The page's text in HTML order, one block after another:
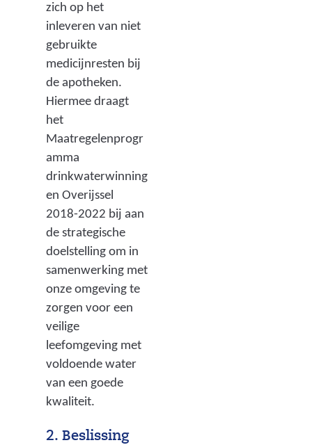
zich op het
inleveren van niet
gebruikte
medicijnresten bij
de apotheken.
Hiermee draagt
het
Maatregelenprogr
amma
drinkwaterwinning
en Overijssel
2018-2022 bij aan
de strategische
doelstelling om in
samenwerking met
onze omgeving te
zorgen voor een
veilige
leefomgeving met
voldoende water
van een goede
kwaliteit.
2. Beslissing